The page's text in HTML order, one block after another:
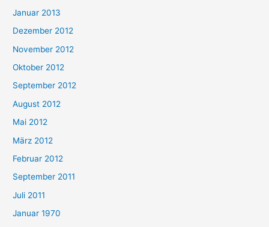
Januar 2013
Dezember 2012
November 2012
Oktober 2012
September 2012
August 2012
Mai 2012
März 2012
Februar 2012
September 2011
Juli 2011
Januar 1970